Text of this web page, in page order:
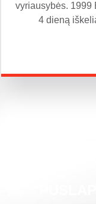
vyriausybės. 1999
4 dieną